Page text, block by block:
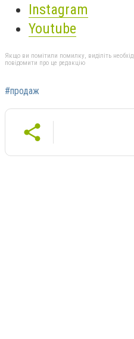
Instagram
Youtube
Якщо ви помітили помилку, виділіть
повідомити про це редакцію
#продаж